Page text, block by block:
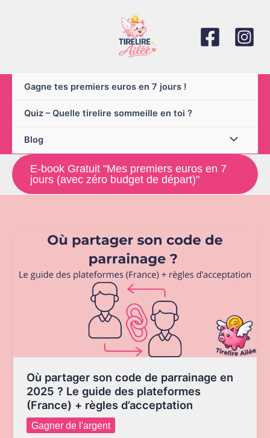
Gagne tes premiers euros en 7 jours !
Quiz – Quelle tirelire sommeille en toi ?
Blog
E-book Gratuit "Mes premiers euros en 7
jours (avec zéro budget de départ)"
Où partager son code de parrainage en
2025 ? Le guide des plateformes
(France) + règles d’acceptation
Gagner de l'argent